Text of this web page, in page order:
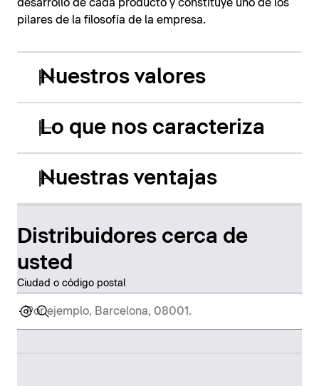
desarrollo de cada producto y constituye uno de los
pilares de la filosofía de la empresa.
Nuestros valores
Lo que nos caracteriza
Nuestras ventajas
Distribuidores cerca de
usted
Ciudad o código postal